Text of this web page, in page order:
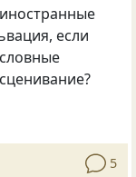
если
5